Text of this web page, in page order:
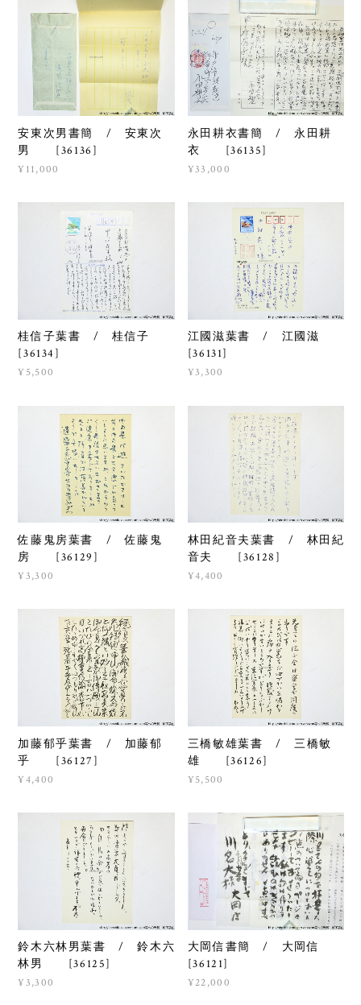
安東次男書簡 / 安東次
男 [36136]
¥11,000
永田耕衣書簡 / 永田耕
衣 [36135]
¥33,000
桂信子葉書 / 桂信子
[36134]
¥5,500
江國滋葉書 / 江國滋
[36131]
¥3,300
佐藤鬼房葉書 / 佐藤鬼
房 [36129]
¥3,300
林田紀音夫葉書 / 林田紀
音夫 [36128]
¥4,400
加藤郁乎葉書 / 加藤郁
乎 [36127]
¥4,400
三橋敏雄葉書 / 三橋敏
雄 [36126]
¥5,500
鈴木六林男葉書 / 鈴木六
林男 [36125]
¥3,300
大岡信書簡 / 大岡信
[36121]
¥22,000